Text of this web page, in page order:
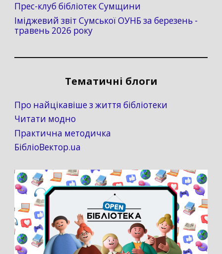
Прес-клуб бібліотек Сумщини
Іміджевий звіт Сумської ОУНБ за березень -
травень 2026 року
Тематичні блоги
Про найцікавіше з життя бібліотеки
Читати модно
Практична методичка
БібліоВектор.ua